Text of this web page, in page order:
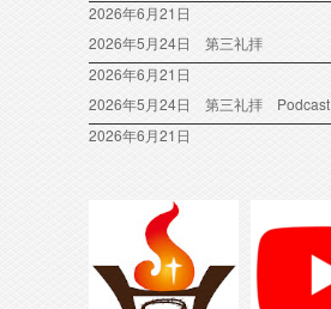
2026年6月21日
2026年5月24日 第三礼拝
2026年6月21日
2026年5月24日 第三礼拝 Podcast
2026年6月21日